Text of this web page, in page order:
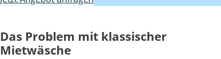
Das Problem mit klassischer
Mietwäsche